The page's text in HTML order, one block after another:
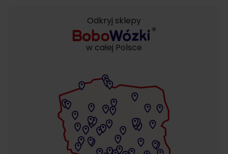
Odkryj sklepy
w całej Polsce